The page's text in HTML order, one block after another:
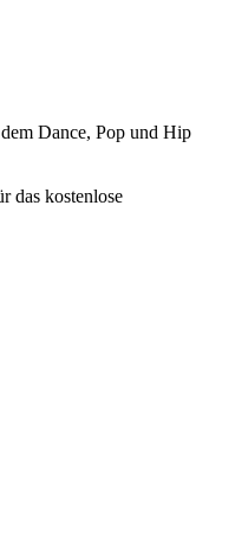
Dance, Pop und Hip
das kostenlose